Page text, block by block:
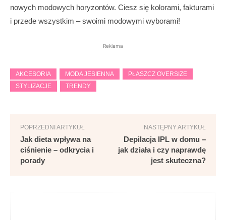
nowych modowych horyzontów. Ciesz się kolorami, fakturami
i przede wszystkim – swoimi modowymi wyborami!
Reklama
AKCESORIA MODA JESIENNA
PŁASZCZ OVERSIZE
STYLIZACJE
TRENDY
POPRZEDNI ARTYKUŁ
Jak dieta wpływa na
ciśnienie – odkrycia i
porady
NASTĘPNY ARTYKUŁ
Depilacja IPL w domu –
jak działa i czy naprawdę
jest skuteczna?